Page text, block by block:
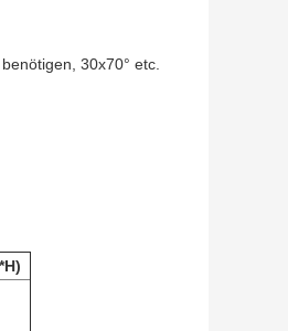
30x70° etc.